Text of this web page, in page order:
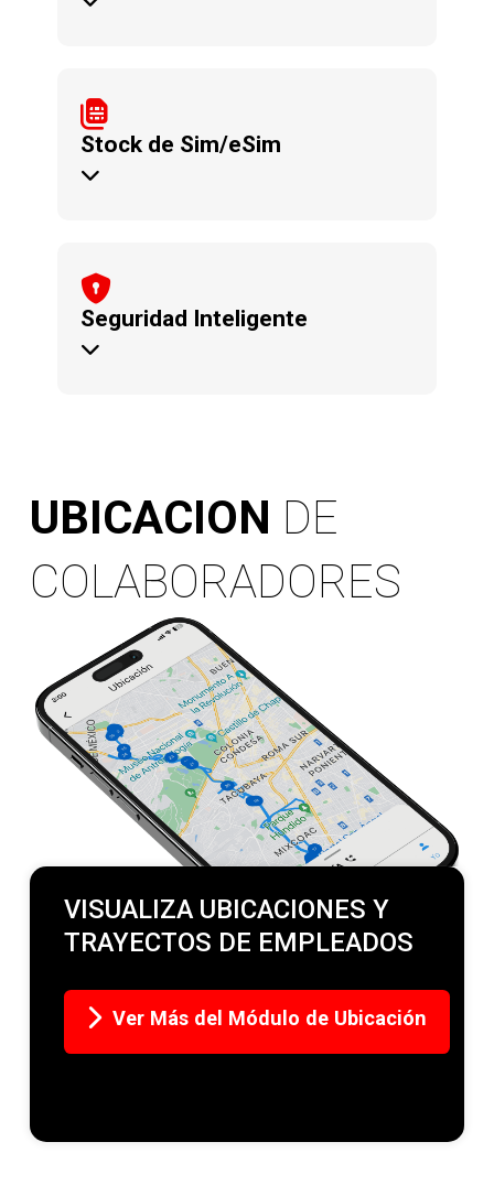
Información granular de consumo de
Stock de Sim/eSim
Siempre entregamos Sims & eSims
adicionales. Ideal para
contrataciones inmediatas o cambio
por robo o extravío.
Seguridad Inteligente
Bloqueo de servicio si el Sim es
cambiado a otro dispositivo,
informando a los administradores.
UBICACION DE
COLABORADORES
VISUALIZA UBICACIONES Y
TRAYECTOS DE EMPLEADOS
Ver Más del Módulo de Ubicación